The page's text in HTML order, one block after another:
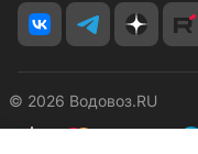
© 2026 Водовоз.RU